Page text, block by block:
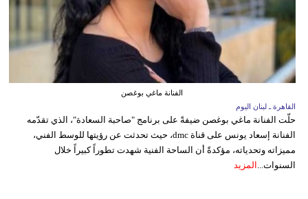
الفنانة ماغي بوغصن
القاهرة ـ لبنان اليوم
حلّت الفنانة ماغي بوغصن ضيفةً على برنامج "صاحبة السعادة"، الذي تقدّمه
الفنانة إسعاد يونس على قناة dmc، حيث تحدثت عن رؤيتها للوسط الفني،
مميزاته وتحدياته، مؤكدةً أن الساحة الفنية شهدت تطوراً كبيراً خلال
السنوات... المزيد